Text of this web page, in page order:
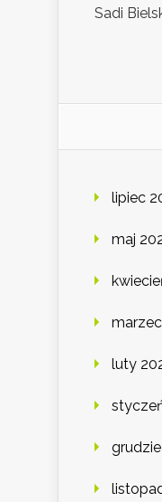
Sadi
lipiec
maj
luty